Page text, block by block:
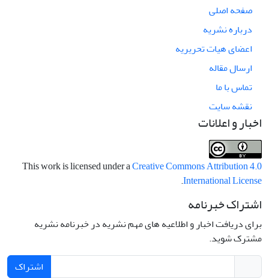
صفحه اصلی
درباره نشریه
اعضای هیات تحریریه
ارسال مقاله
تماس با ما
نقشه سایت
اخبار و اعلانات
This work is licensed under aCreative Commons Attribution 4.0
International License
.
اشتراک خبرنامه
برای دریافت اخبار و اطلاعیه های مهم نشریه در خبرنامه نشریه
مشترک شوید.
اشتراک